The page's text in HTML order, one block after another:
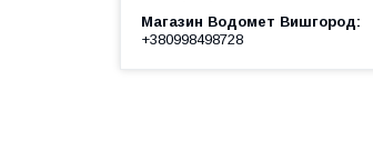
Магазин Водомет Вишгород
+380998498728